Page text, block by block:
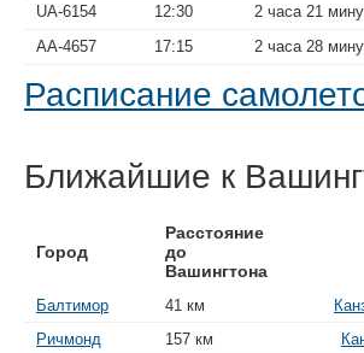
UA-6154
12:30 2 часа 21
AA-4657
17:15 2 часа 28
Расписание
Ближайшие к
Город
Расстояние
до
Вашингтона
Балтимор 41 км
Ричмонд
157 км